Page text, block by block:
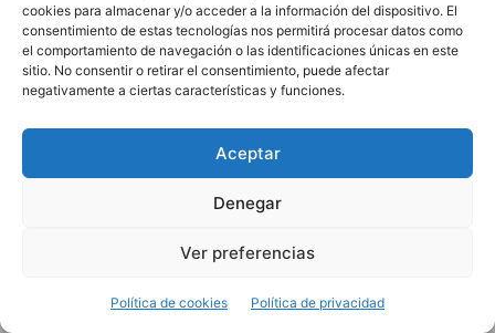
cookies para almacenar y/o acceder a la información del dispositivo. El
consentimiento de estas tecnologías nos permitirá procesar datos como
el comportamiento de navegación o las identificaciones únicas en este
sitio. No consentir o retirar el consentimiento, puede afectar
negativamente a ciertas características y funciones.
Aceptar
Denegar
Ver preferencias
Política de cookies Política de privacidad
© Musicamalaga